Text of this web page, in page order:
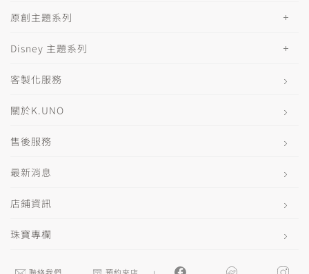
原創主題系列
Disney 主題系列
客製化服務
關於K.UNO
售後服務
最新消息
店鋪資訊
珠寶專欄